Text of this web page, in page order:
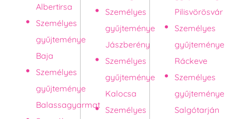
Albertirsa
Személyes
gyűjteménye
Baja
Személyes
gyűjteménye
Balassagyarmat
Személyes
gyűjteménye
Jászberény
Személyes
gyűjteménye
Kalocsa
Személyes
Pilisvörösvár
Személyes
gyűjteménye
Ráckeve
Személyes
gyűjteménye
Salgótarján